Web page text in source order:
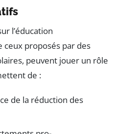
l’éducation
proposés par des
peuvent jouer un rôle
de :
de la réduction des